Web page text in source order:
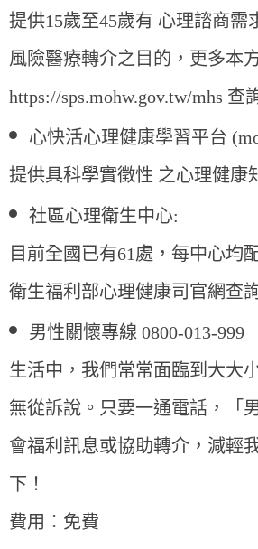
提供15歲至45歲有 心理諮商需
風險醫療轉介之目的，更多本
https://sps.mohw.gov.tw/mhs 查
心快活心理健康學習平台
提供具科學實徵性 之心理健康
社區心理衛生中心:
目前全國已有61處，每中心均
衛生福利部心理健康司官網查
男性關懷專線 0800-013-999
生活中，我們常常面臨到大大
無從訴說。只要一通電話，「
會福利訊息或協助轉介，減輕
下！
費用：免費